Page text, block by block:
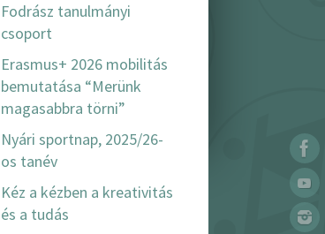
Fodrász tanulmányi
csoport
Erasmus+ 2026 mobilitás
bemutatása “Merünk
magasabbra törni”
Nyári sportnap, 2025/26-
os tanév
Kéz a kézben a kreativitás
és a tudás